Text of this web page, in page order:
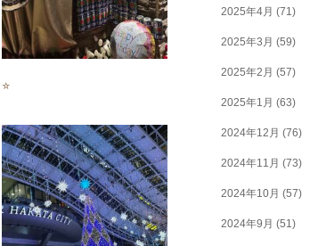
⭐︎
2025年4月 (71)
2025年3月 (59)
2025年2月 (57)
2025年1月 (63)
2024年12月 (76)
2024年11月 (73)
2024年10月 (57)
2024年9月 (51)